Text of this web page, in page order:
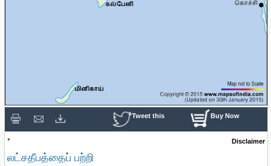
Buy Now
Tweet this
* Disclaimer
லட்சதீபத்தைப் பற்றி